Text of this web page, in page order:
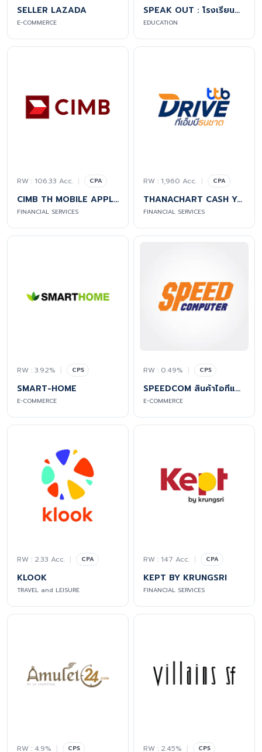
SELLER LAZADA
E-COMMERCE
SPEAK OUT : โรงเรียนสอนภาษาอังกฤษสปี้คเอ๊าท์
EDUCATION
RW : 106.33 Acc. | CPA
CIMB TH MOBILE APPLICATION
FINANCIAL SERVICES
RW : 1,960 Acc. | CPA
THANACHART CASH YOUR CAR
FINANCIAL SERVICES
RW : 3.92% | CPS
SMART-HOME
E-COMMERCE
RW : 0.49% | CPS
SPEEDCOM สินค้าไอทีและเกมส์มิ่งเกียร์
E-COMMERCE
RW : 2.33 Acc. | CPA
KLOOK
TRAVEL and LEISURE
RW : 147 Acc. | CPA
KEPT BY KRUNGSRI
FINANCIAL SERVICES
RW : 4.9% | CPS RW : 2.45% | CPS